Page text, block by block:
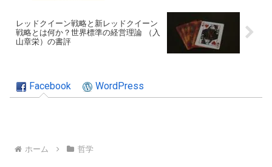
レッドクイーン戦略と新レッドクイーン
戦略とは何か？世界標準の経営理論 （入
山章栄）の書評
Facebook WordPress
ホーム 哲学